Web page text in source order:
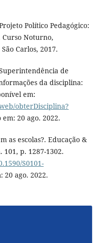
Político Pedagógico:
Curso Noturno,
Carlos, 2017.
Superintendência de
da disciplina:
em:
obterDisciplina?
em: 20 ago. 2022.
as escolas?. Educação &
p. 1287-1302.
S0101-
20 ago. 2022.